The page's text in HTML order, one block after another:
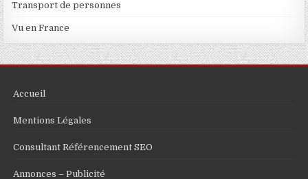
Transport de personnes
Vu en France
Accueil
Mentions Légales
Consultant Référencement SEO
Annonces – Publicité